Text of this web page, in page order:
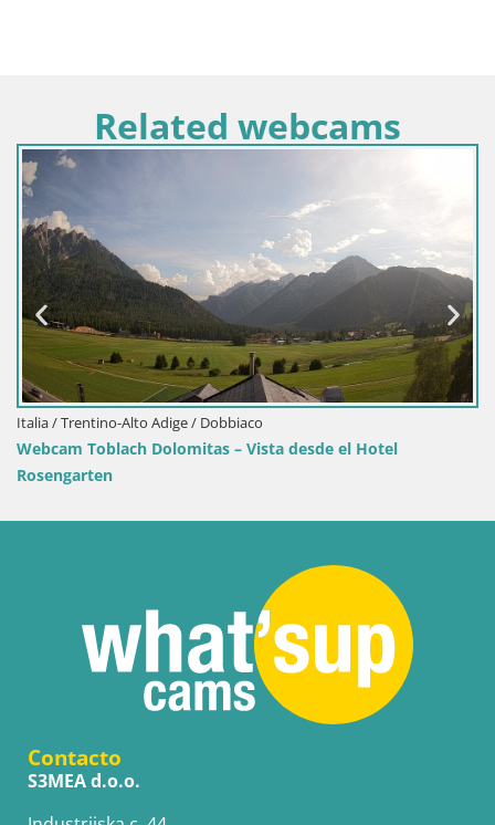
Related webcams
Italia / Trentino-Alto Adige / Dobbiaco
Webcam Toblach Dolomitas – Vista desde el Hotel
Rosengarten
Contacto
S3MEA d.o.o.